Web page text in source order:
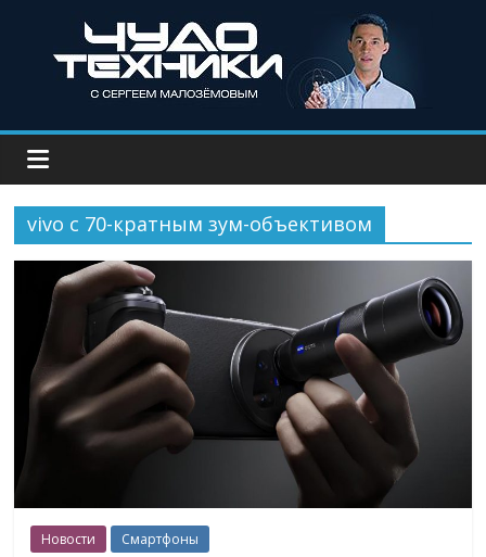
vivo с 70-кратным зум-объективом
Новости Смартфоны